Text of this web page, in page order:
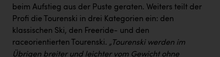
beim Aufstieg aus der Puste geraten. Weiters teilt der
Profi die Tourenski in drei Kategorien ein: den
klassischen Ski, den Freeride- und den
raceorientierten Tourenski. „Tourenski werden im
Übrigen breiter und leichter vom Gewicht ohne